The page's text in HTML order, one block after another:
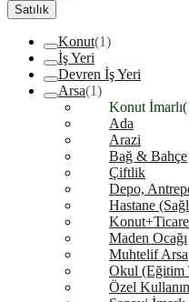
Satılık
Konut(1)
İş Yeri
Devren İş Yeri
Arsa(1)
Konut İmarlı
Ada
Arazi
Bağ & Bahçe
Çiftlik
Depo,
Hastane
Maden Ocağı
Muhtelif Arsa
Okul (Eğitim
Özel